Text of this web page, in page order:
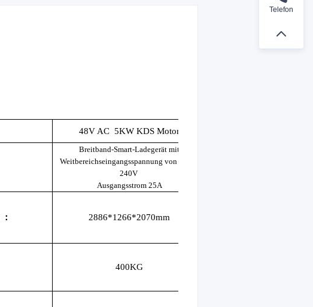
48V AC 5KW KDS Motor
Breitband-Smart-Ladegerät mit
Weitbereichseingangsspannung von 110V-
240V
Ausgangsstrom 25A
： 2886*1266*2070mm
400KG
Telefon